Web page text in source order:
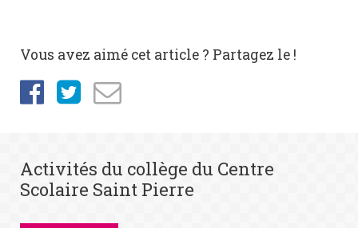
Vous avez aimé cet article ? Partagez le !
Activités du collège du Centre
Scolaire Saint Pierre